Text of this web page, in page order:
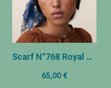
Scarf N°768 Royal Blue
65,00 €